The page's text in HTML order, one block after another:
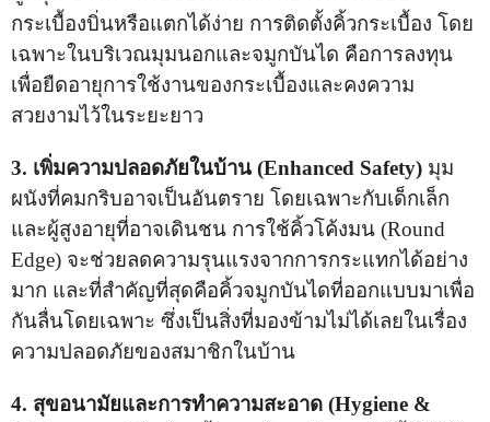
กระเบื้องบิ่นหรือแตกได้ง่าย การติดตั้งคิ้วกระเบื้อง โดย
เฉพาะในบริเวณมุมนอกและจมูกบันได คือการลงทุน
เพื่อยืดอายุการใช้งานของกระเบื้องและคงความ
สวยงามไว้ในระยะยาว
3. เพิ่มความปลอดภัยในบ้าน (Enhanced Safety) มุม
ผนังที่คมกริบอาจเป็นอันตราย โดยเฉพาะกับเด็กเล็ก
และผู้สูงอายุที่อาจเดินชน การใช้คิ้วโค้งมน (Round
Edge) จะช่วยลดความรุนแรงจากการกระแทกได้อย่าง
มาก และที่สำคัญที่สุดคือคิ้วจมูกบันไดที่ออกแบบมาเพื่อ
กันลื่นโดยเฉพาะ ซึ่งเป็นสิ่งที่มองข้ามไม่ได้เลยในเรื่อง
ความปลอดภัยของสมาชิกในบ้าน
4. สุขอนามัยและการทำความสะอาด (Hygiene &